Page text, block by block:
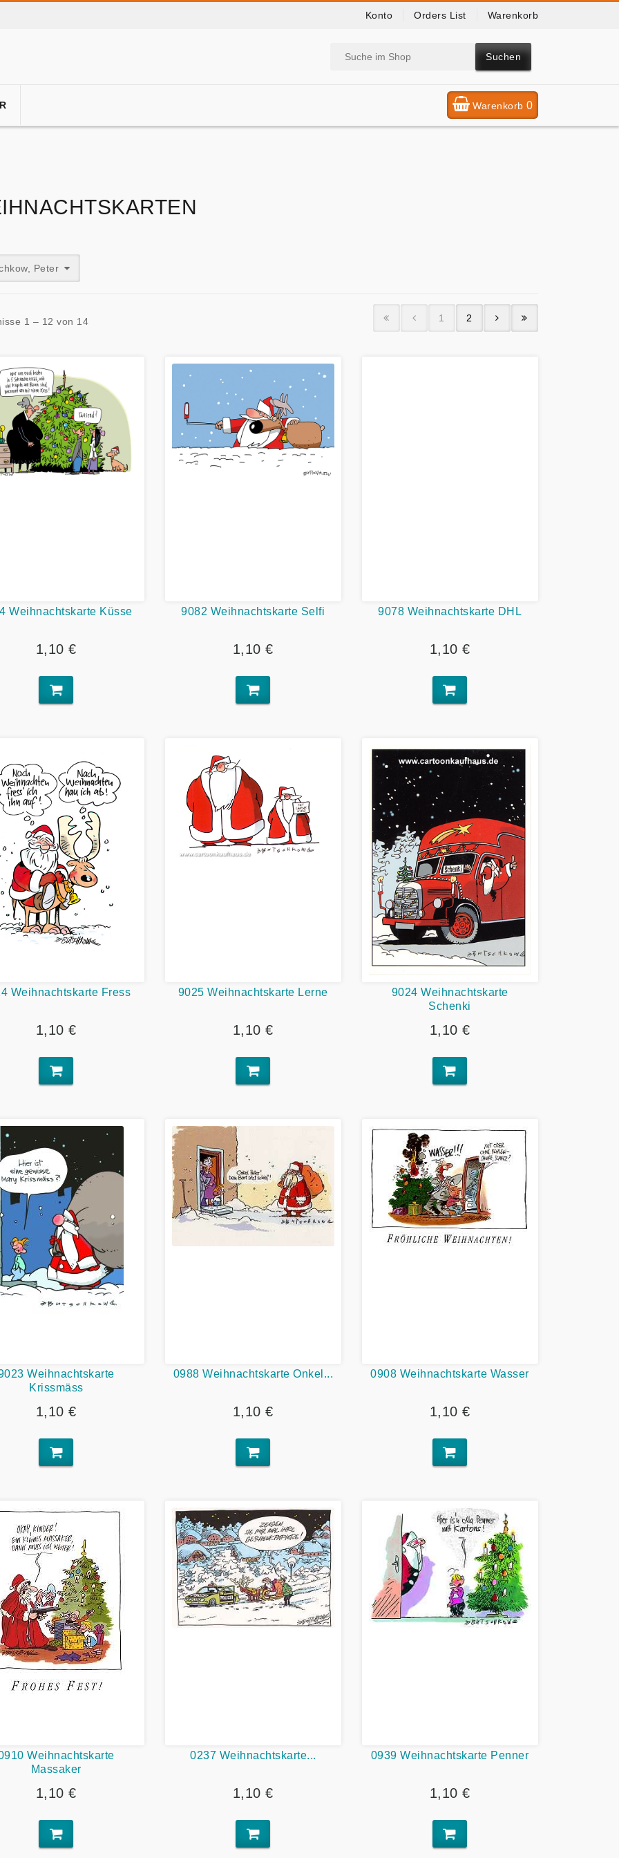
Konto Orders List Warenkorb
Suchen
Warenkorb 0
Peter
1 – 12 von 14 1 2
Weihnachtskarte Küsse
1,10 €
9082 Weihnachtskarte Selfi
1,10 €
9078 Weihnachtskarte DHL
1,10 €
Weihnachtskarte Fress
1,10 €
9025 Weihnachtskarte Lerne
1,10 €
9024 Weihnachtskarte
Schenki
1,10 €
Weihnachtskarte
Krissmäss
1,10 €
0988 Weihnachtskarte Onkel...
1,10 €
0908 Weihnachtskarte Wasser
1,10 €
Weihnachtskarte
Massaker
1,10 €
0237 Weihnachtskarte...
1,10 €
0939 Weihnachtskarte Penner
1,10 €